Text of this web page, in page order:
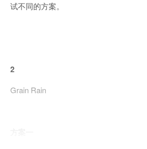
试不同的方案。
2
Grain Rain